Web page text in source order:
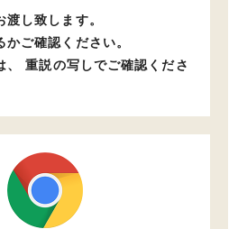
し致します。
ご確認ください。
重説の写しでご確認くださ